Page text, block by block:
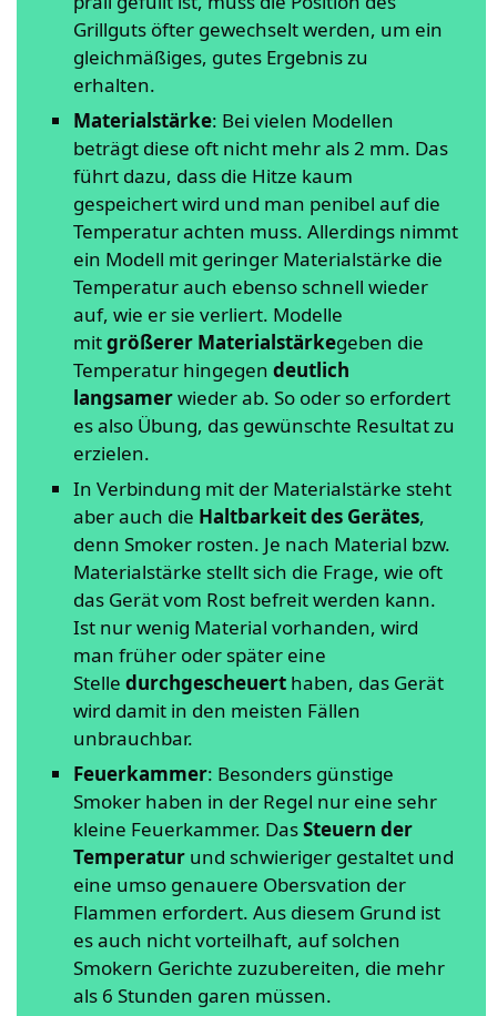
Grillguts öfter gewechselt werden, um ein
gleichmäßiges, gutes Ergebnis zu
erhalten.
Materialstärke: Bei vielen Modellen
beträgt diese oft nicht mehr als 2 mm. Das
führt dazu, dass die Hitze kaum
gespeichert wird und man penibel auf die
Temperatur achten muss. Allerdings nimmt
ein Modell mit geringer Materialstärke die
Temperatur auch ebenso schnell wieder
auf, wie er sie verliert. Modelle
mitgrößerer Materialstärkegeben die
Temperatur hingegen deutlich
langsamerwieder ab. So oder so erfordert
es also Übung, das gewünschte Resultat zu
erzielen.
In Verbindung mit der Materialstärke steht
aber auch die Haltbarkeit des Gerätes,
denn Smoker rosten. Je nach Material bzw.
Materialstärke stellt sich die Frage, wie oft
das Gerät vom Rost befreit werden kann.
Ist nur wenig Material vorhanden, wird
man früher oder später eine
Stelle durchgescheuert haben, das Gerät
wird damit in den meisten Fällen
unbrauchbar.
Feuerkammer: Besonders günstige
Smoker haben in der Regel nur eine sehr
kleine Feuerkammer. DasSteuern der
Temperatur und schwieriger gestaltet und
eine umso genauere Obersvation der
Flammen erfordert. Aus diesem Grund ist
es auch nicht vorteilhaft, auf solchen
Smokern Gerichte zuzubereiten, die mehr
als 6 Stunden garen müssen.